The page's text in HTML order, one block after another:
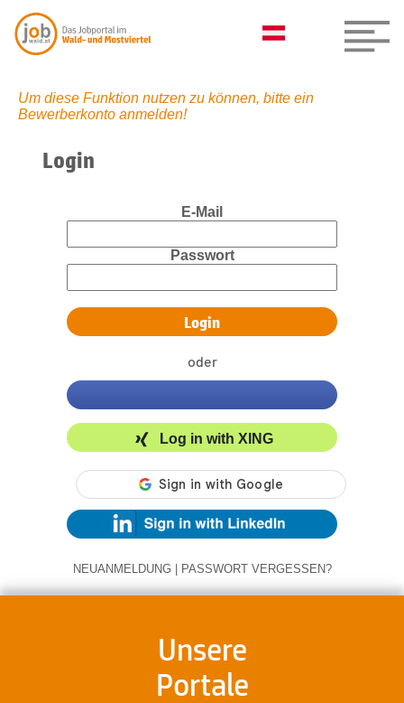
Um diese Funktion nutzen zu können, bitte ein
Bewerberkonto anmelden!
Login
E-Mail
Passwort
oder
Log in with XING
NEUANMELDUNG | PASSWORT VERGESSEN?
Unsere
Portale